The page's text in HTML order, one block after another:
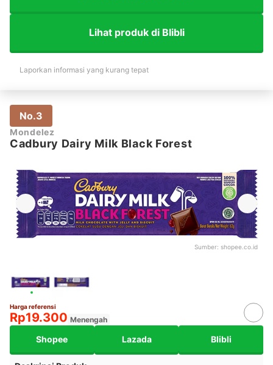
Lihat produk di Blibli
Laporkan informasi yang kurang tepat
No.3
Mondelez
Cadbury Dairy Milk Black Forest
Sumber: shopee.co.id
Harga referensi
Rp19.300 Menengah
Shopee Lazada Blibli